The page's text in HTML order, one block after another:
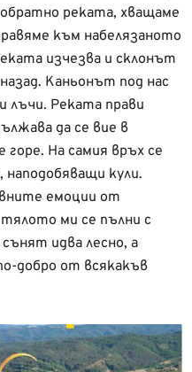
реката, хващаме
към набелязаното
изчезва и склонът
Каньонът под нас
лъчи. Реката прави
да се вие в
На самия връх се
наподобяващи кули.
емоции от
ми се пълни с
идва лесно, а
добро от всякакъв